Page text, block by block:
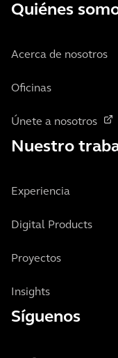
Quiénes
Acerca de nosotros
Oficinas
Únete a nosotros
Nuestro
Experiencia
Digital Products
Proyectos
Insights
Síguenos